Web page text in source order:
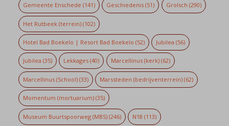
Gemeente Enschede (141) Geschiedenis (51) Grolsch (290)
Het Rutbeek (terrein)(102)
Hotel Bad Boekelo | Resort Bad Boekelo (52) Jubilea (56)
Jubilea (35) Lekkages (40) Marcellinus (kerk)(62)
Marcellinus (School)(33) Marssteden (bedrijventerrein) (62)
Momentum (mortuarium)(35)
Museum Buurtspoorweg (MBS)(246) N18 (113)